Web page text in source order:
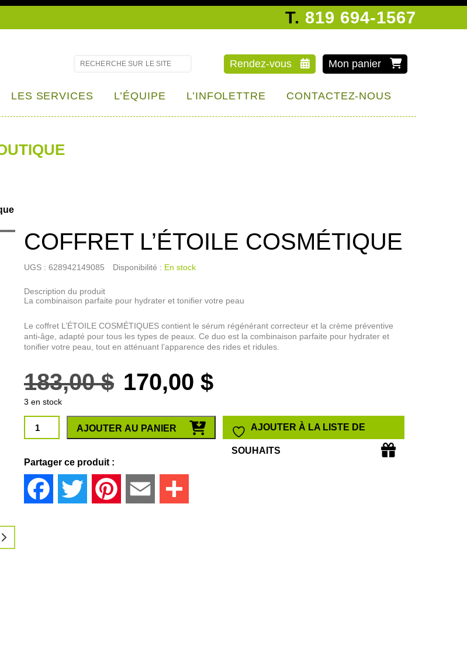
T. 819 694-1567
Rendez-vous Mon panier
LES SERVICES L’ÉQUIPE L’INFOLETTRE
CONTACTEZ-NOUS
COFFRET L’ÉTOILE COSMÉTIQUE
UGS : 628942149085 Disponibilité : En stock
Description du produit
La combinaison parfaite pour hydrater et tonifier votre peau
Le coffret L’ÉTOILE COSMÉTIQUES contient le sérum régénérant correcteur et la crème préventive
anti-âge, adapté pour tous les types de peaux. Ce duo est la combinaison parfaite pour hydrater et
tonifier votre peau, tout en atténuant l’apparence des rides et ridules.
183,00 $ Le
prix
initial
était :
183,00 $.
170,00 $Le
prix
actuel
3 en stock
cosmétique
AJOUTER AU PANIER AJOUTER À LA LISTE DE
SOUHAITS
Partager ce produit :
Facebook Twitter Pinterest Email